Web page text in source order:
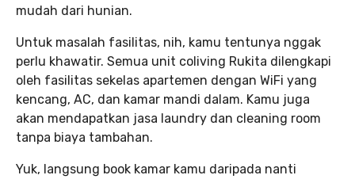
mudah dari hunian.
Untuk masalah fasilitas, nih, kamu tentunya nggak
perlu khawatir. Semua unit coliving Rukita dilengkapi
oleh fasilitas sekelas apartemen dengan WiFi yang
kencang, AC, dan kamar mandi dalam. Kamu juga
akan mendapatkan jasa laundry dan cleaning room
tanpa biaya tambahan.
Yuk, langsung book kamar kamu daripada nanti